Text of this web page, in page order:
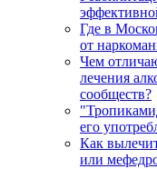
Где в
от
Чем
лечения
сообществ?
его
Как
или